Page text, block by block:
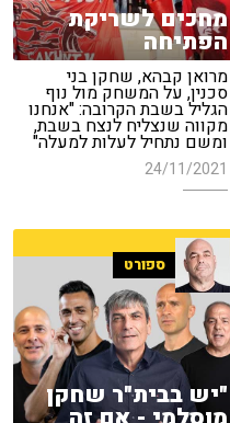
מחכים לשריקת
הפתיחה
מרואן קבהא, שחקן בני
סכנין, על המשחק מול נוף
הגליל בשבת הקרובה: "אנחנו
מקווה שנצליח לנצח בשבת,
ומשם נתחיל לעלות למעלה"
24/11/2021
ספורט
"יש בבית"ר שחקן